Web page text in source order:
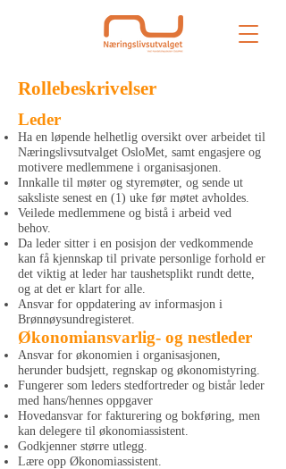
Rollebeskrivelser
Leder
Ha en løpende helhetlig oversikt over arbeidet til
Næringslivsutvalget OsloMet, samt engasjere og
motivere medlemmene i organisasjonen.
Innkalle til møter og styremøter, og sende ut
saksliste senest en (1) uke før møtet avholdes.
Veilede medlemmene og bistå i arbeid ved
behov.
Da leder sitter i en posisjon der vedkommende
kan få kjennskap til private personlige forhold er
det viktig at leder har taushetsplikt rundt dette,
og at det er klart for alle.
Ansvar for oppdatering av informasjon i
Brønnøysundregisteret.
Økonomiansvarlig- og nestleder
Ansvar for økonomien i organisasjonen,
herunder budsjett, regnskap og økonomistyring.
Fungerer som leders stedfortreder og bistår leder
med hans/hennes oppgaver
Hovedansvar for fakturering og bokføring, men
kan delegere til økonomiassistent.
Godkjenner større utlegg.
Lære opp Økonomiassistent.